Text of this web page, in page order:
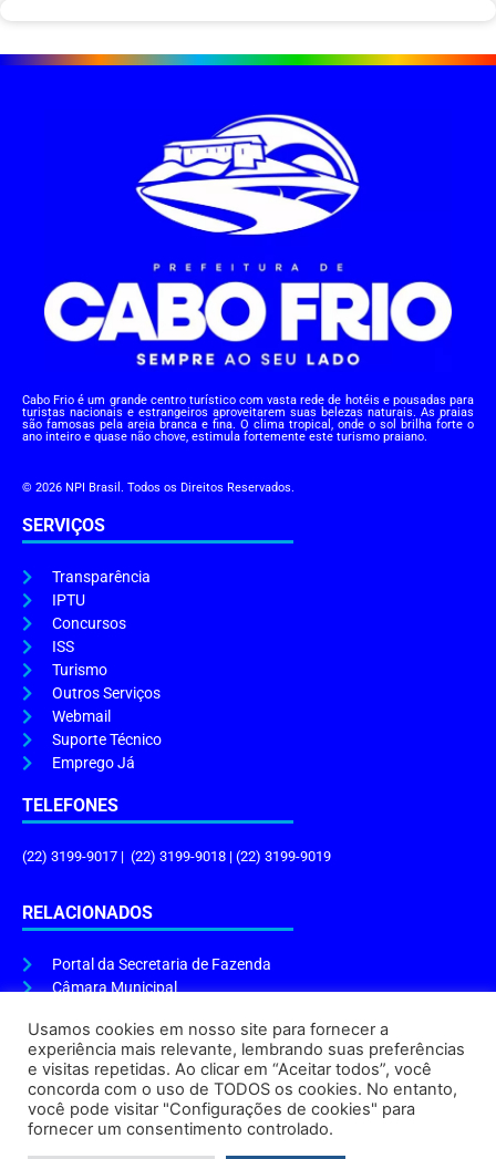
Cabo Frio é um grande centro turístico com vasta rede de hotéis e pousadas para
turistas nacionais e estrangeiros aproveitarem suas belezas naturais. As praias
são famosas pela areia branca e fina. O clima tropical, onde o sol brilha forte o
ano inteiro e quase não chove, estimula fortemente este turismo praiano.
© 2026 NPI Brasil. Todos os Direitos Reservados.
SERVIÇOS
Transparência
IPTU
Concursos
ISS
Turismo
Outros Serviços
Webmail
Suporte Técnico
Emprego Já
TELEFONES
(22) 3199-9017 | (22) 3199-9018 | (22) 3199-9019
RELACIONADOS
Portal da Secretaria de Fazenda
Câmara Municipal
ENDEREÇO E HORÁRIO
Endereço:Praça Tiradentes, s/n – Centro, Cabo Frio – RJ, 28906-290
Atendimento do Protocolo Geral da Prefeitura:9h às 16h
Horário de Funcionamento:8h às 17h
Usamos cookies em nosso site para fornecer a
experiência mais relevante, lembrando suas preferências
e visitas repetidas. Ao clicar em “Aceitar todos”, você
concorda com o uso de TODOS os cookies. No entanto,
você pode visitar "Configurações de cookies" para
fornecer um consentimento controlado.